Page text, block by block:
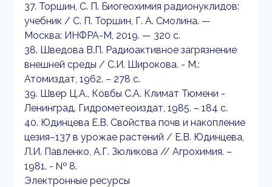
37. Торшин, С. П. Биогеохимия радионуклидов:
учебник / С. П. Торшин, Г. А. Смолина. —
Москва: ИНФРА-М, 2019. — 320 с.
38. Шведова В.П. Радиоактивное загрязнение
внешней среды / С.И. Широкова. - М.:
Атомиздат, 1962. – 278 с.
39. Швер Ц.А., Ковбы С.А. Климат Тюмени -
Ленинград. Гидрометеоиздат, 1985. – 184 c.
40. Юдинцева Е.В. Свойства почв и накопление
цезия–137 в урожае растений / Е.В. Юдинцева,
Л.И. Павленко, А.Г. Зюликова // Агрохимия. –
1981. - № 8.
Электронные ресурсы